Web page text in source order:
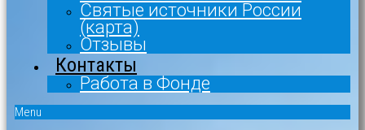
Святые источники России
(карта)
Отзывы
Контакты
Работа в Фонде
Menu